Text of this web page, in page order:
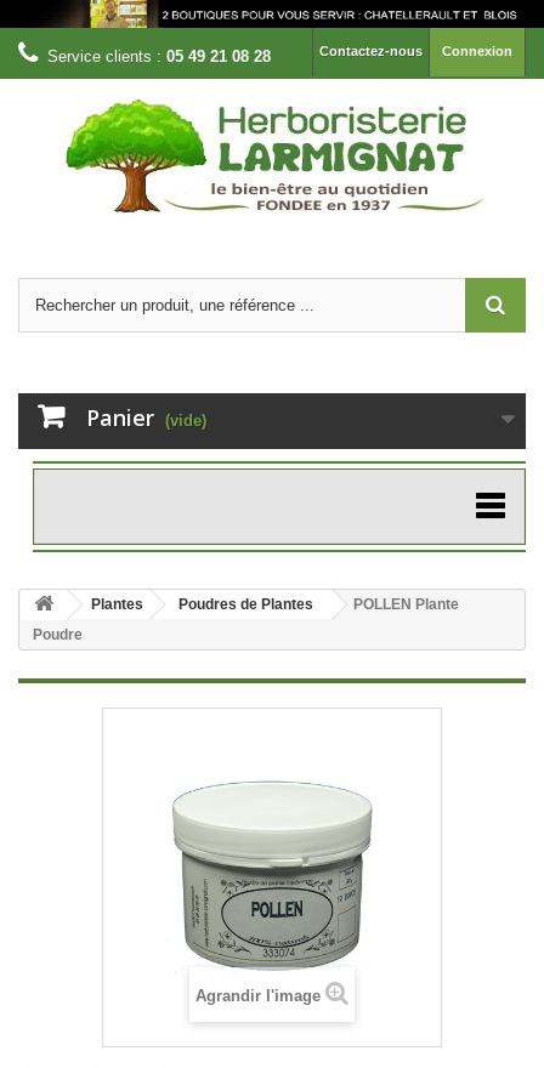
Connexion
Contactez-nous
Service clients : 05 49 21 08 28
Panier (vide)
Plantes Poudres de Plantes
POLLEN Plante
Poudre
Agrandir l'image